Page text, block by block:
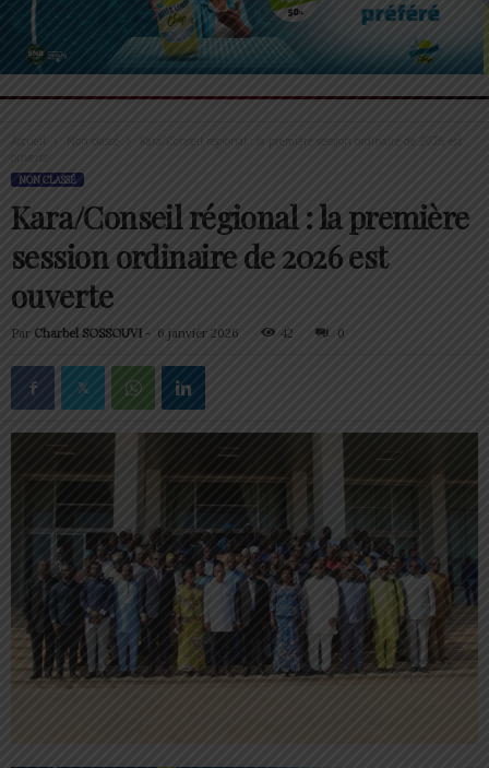
Accueil
Kara/Conseil régional : la première session ordinaire de 2026 est
ouverte
NON CLASSÉ
Kara/Conseil régional : la première
session ordinaire de 2026 est
ouverte
Par Charbel SOSSOUVI - 6 janvier 2026 42 0